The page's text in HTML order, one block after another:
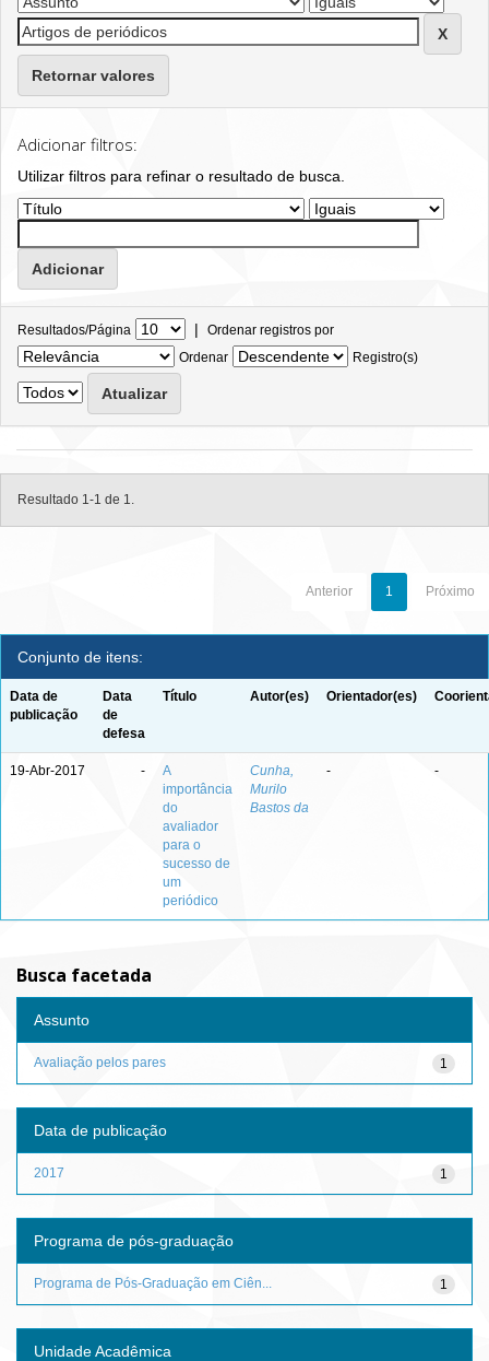
Retornar valores
Adicionar filtros:
Utilizar filtros para refinar o resultado de busca.
Resultados/Página | Ordenar registros por
Ordenar
Registro(s)
Resultado 1-1 de 1.
Anterior 1 Próximo
Conjunto de itens:
Data de
publicação
Data
de
defesa
Título Autor(es) Orientador(es)
19-Abr-2017 -
A
importância
do
avaliador
para o
sucesso de
um
periódico
Cunha,
Murilo
Bastos da
- -
Busca facetada
Assunto
1
Avaliação pelos pares
Data de publicação
1
2017
Programa de pós-graduação
1
Programa de Pós-Graduação em Ciên...
Unidade Acadêmica